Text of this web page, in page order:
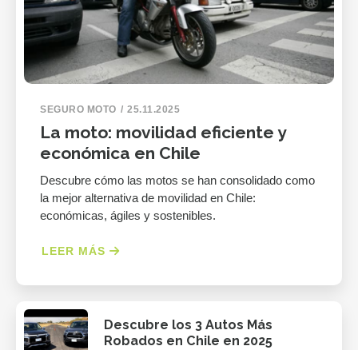
SEGURO MOTO 25.11.2025
La moto: movilidad eficiente y
económica en Chile
Descubre cómo las motos se han consolidado como
la mejor alternativa de movilidad en Chile:
económicas, ágiles y sostenibles.
LEER MÁS
Descubre los 3 Autos Más
Robados en Chile en 2025